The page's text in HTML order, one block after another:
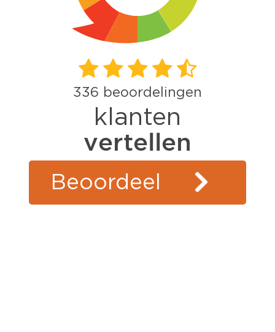
336 beoordelingen
klanten
vertellen
Beoordeel